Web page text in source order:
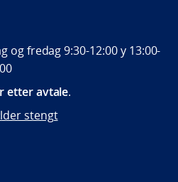
og fredag 9:30-12:00 y 13:00-
etter avtale.
stengt